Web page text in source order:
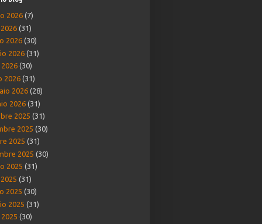
2026 (7)
(31)
2026 (30)
2026 (31)
(30)
2026 (31)
2026 (28)
2026 (31)
2025 (31)
2025 (30)
2025 (31)
2025 (30)
2025 (31)
(31)
2025 (30)
2025 (31)
(30)